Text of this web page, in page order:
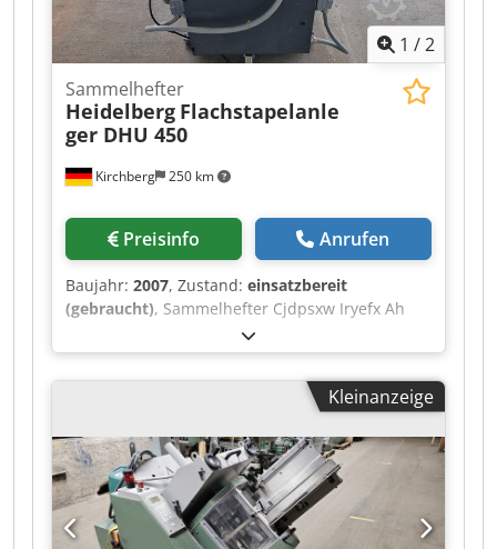
1 /2
Kirchberg 250 km
Sammelhefter
Heidelberg Flachstapelanle
ger DHU 450
Preisinfo Anrufen
Baujahr: 2007, Zustand: einsatzbereit
(gebraucht), Sammelhefter Cjdpsxw Iryefx Ah
Rsha Heidelberg Flachstapelanleger DHU 450
Kleinanzeige